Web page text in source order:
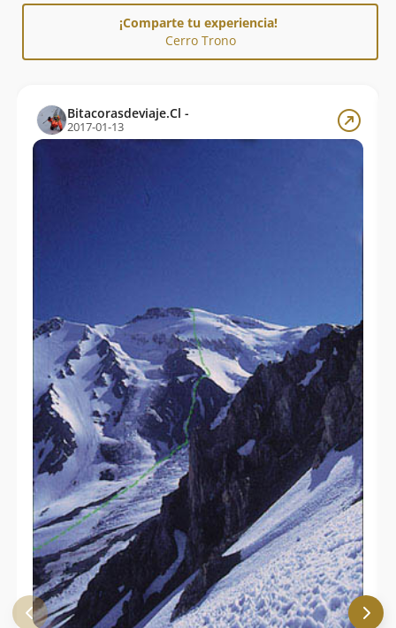
¡Comparte tu experiencia!
Cerro Trono
Bitacorasdeviaje.Cl -
2017-01-13